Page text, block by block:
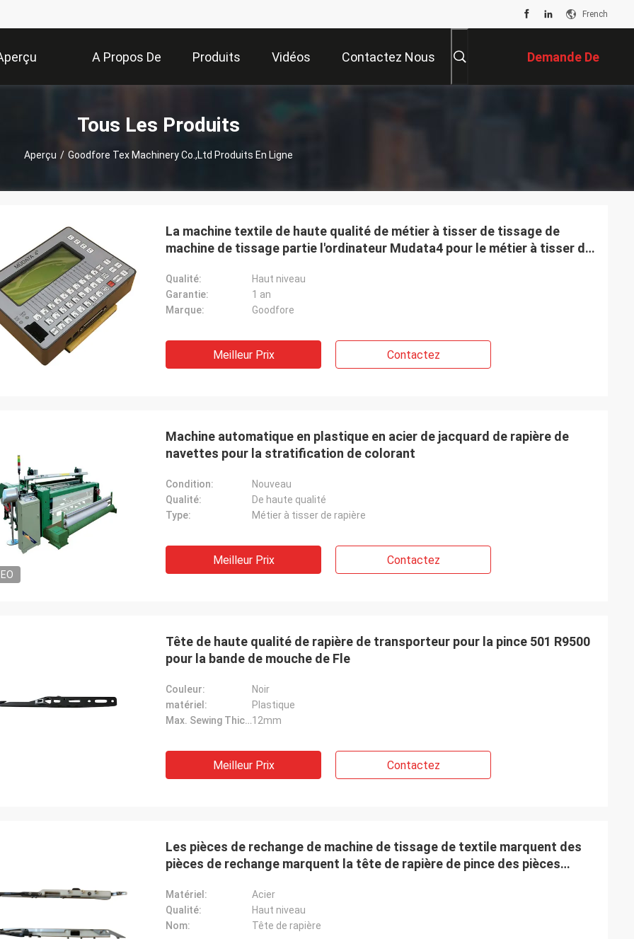
French
A Propos De Produits Vidéos Contactez Nous Demande De
Soumission
Tous Les Produits
Aperçu / Goodfore Tex Machinery Co.,Ltd Produits En Ligne
La machine textile de haute qualité de métier à tisser de tissage de
machine de tissage partie l'ordinateur Mudata4 pour le métier à tisser de
Qualité:
Haut niveau
Garantie:
1 an
Marque:
Goodfore
Meilleur Prix Contactez
Machine automatique en plastique en acier de jacquard de rapière de
navettes pour la stratification de colorant
Condition:
Nouveau
Qualité:
De haute qualité
Type:
Métier à tisser de rapière
Meilleur Prix Contactez
Tête de haute qualité de rapière de transporteur pour la pince 501 R9500
pour la bande de mouche de Fle
Couleur:
Noir
matériel:
Plastique
Max. Sewing Thickness:12mm
Meilleur Prix Contactez
Les pièces de rechange de machine de tissage de textile marquent des
pièces de rechange marquent la tête de rapière de pince des pièces
Matériel:
Acier
Qualité:
Haut niveau
Nom:
Tête de rapière